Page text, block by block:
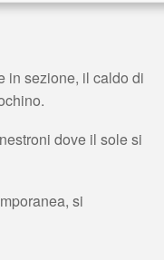
in sezione, il caldo di
dove il sole si
si